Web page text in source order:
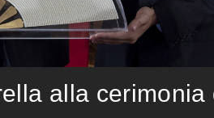
alla cerimonia